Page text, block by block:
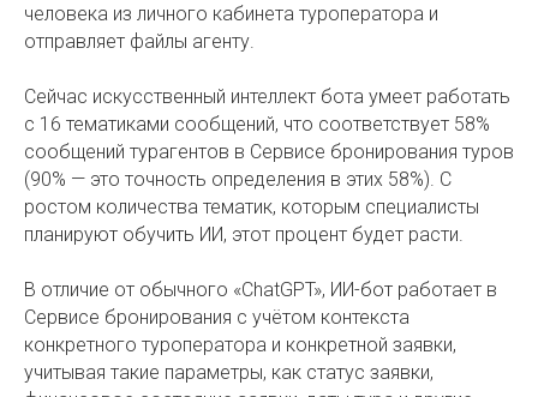
человека из личного кабинета туроператора и
отправляет файлы агенту.
Сейчас искусственный интеллект бота умеет работать
с 16 тематиками сообщений, что соответствует 58%
сообщений турагентов в Сервисе бронирования туров
(90% — это точность определения в этих 58%). С
ростом количества тематик, которым специалисты
планируют обучить ИИ, этот процент будет расти.
В отличие от обычного «ChatGPT», ИИ-бот работает в
Сервисе бронирования с учётом контекста
конкретного туроператора и конкретной заявки,
учитывая такие параметры, как статус заявки,